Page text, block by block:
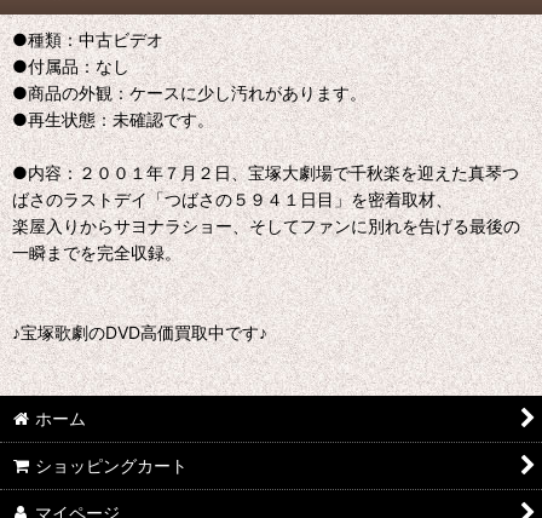
●種類：中古ビデオ
●付属品：なし
●商品の外観：ケースに少し汚れがあります。
●再生状態：未確認です。
●内容：２００１年７月２日、宝塚大劇場で千秋楽を迎えた真琴つ
ばさのラストデイ「つばさの５９４１日目」を密着取材、
楽屋入りからサヨナラショー、そしてファンに別れを告げる最後の
一瞬までを完全収録。
♪宝塚歌劇のDVD高価買取中です♪
ホーム
ショッピングカート
マイページ